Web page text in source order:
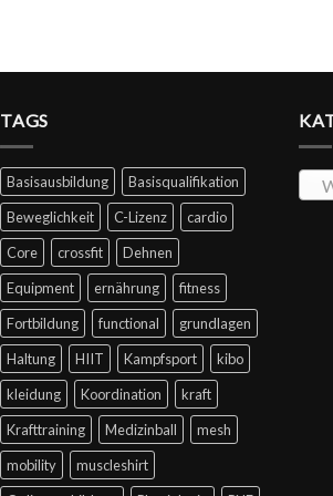
TAGS
Basisausbildung
Basisqualifikation
Beweglichkeit
C-Lizenz
cardio
Core
crossfit
Dehnen
Equipment
ernährung
fitness
Fortbildung
functional
grundlagen
Haltung
HIIT Kampfsport
kibo
kleidung
Koordination
kraft
Krafttraining
Medizinball
mesh
mobility
muscleshirt